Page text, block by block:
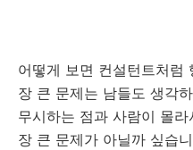
어떻게 보면 컨설턴트처럼
장 큰 문제는 남들도 생각
무시하는 점과 사람이 몰
장 큰 문제가 아닐까 싶습